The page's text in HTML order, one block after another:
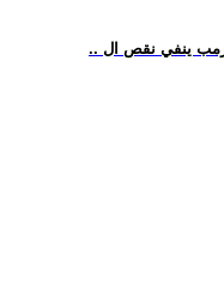
ترمب ينفي نقص ال